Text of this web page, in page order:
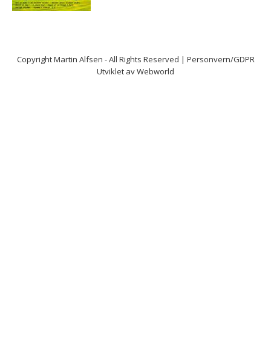
CopyrightMartin Alfsen - All Rights Reserved | Personvern/GDPR
Utviklet avWebworld